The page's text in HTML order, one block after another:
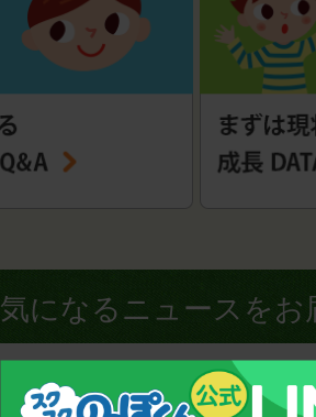
気になるニュースをお
絵本で子どもの薬